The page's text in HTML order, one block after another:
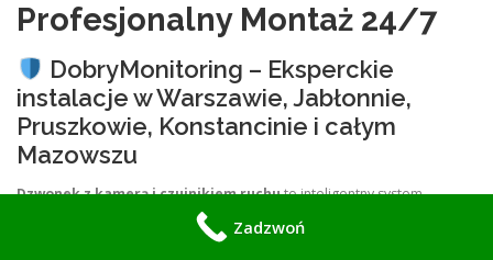
Profesjonalny Montaż 24/7
DobryMonitoring – Eksperckie
instalacje w Warszawie, Jabłonnie,
Pruszkowie, Konstancinie i całym
Mazowszu
Dzwonek z kamerą i czujnikiem ruchuto inteligentny system
bezpieczeństwa, który łączy funkcję dzwonka, kamery, detekcji ruchu,
interkomu oraz powiadomień push. Działabez przerwy
Zadzwoń